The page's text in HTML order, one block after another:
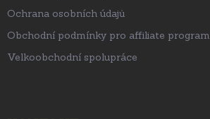
Ochrana osobních údajů
Obchodní podmínky pro affiliate program
Velkoobchodní spolupráce